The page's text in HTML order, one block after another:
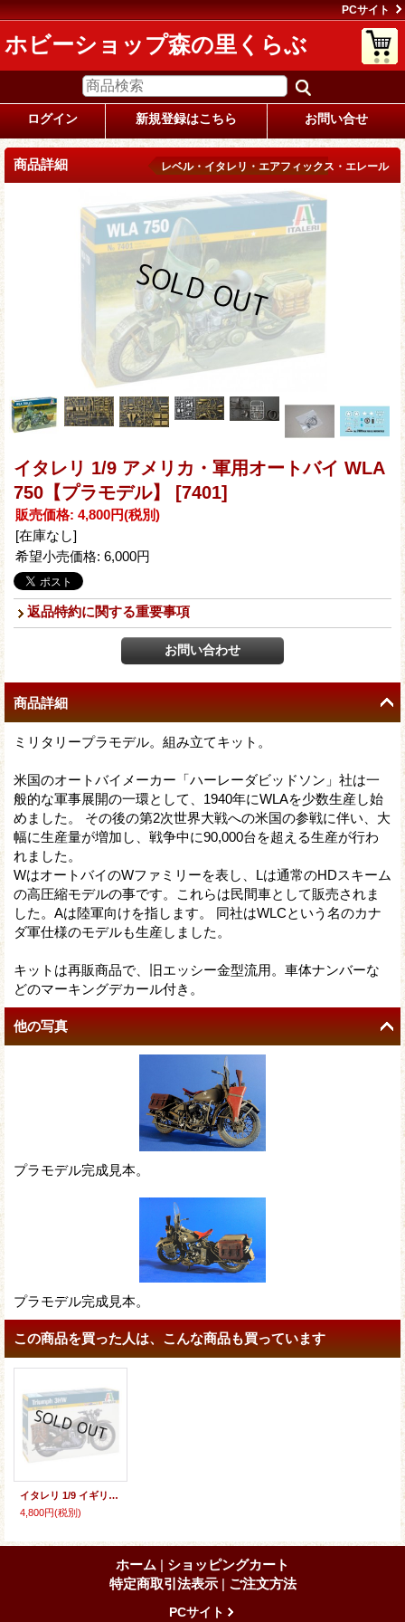
PCサイト
ホビーショップ森の里くらぶ
ログイン 新規登録はこちら お問い合せ
商品詳細 レベル・イタレリ・エアフィックス・エレール
イタレリ 1/9 アメリカ・軍用オートバイ WLA
750【プラモデル】 [7401]
販売価格: 4,800円(税別)
[在庫なし]
希望小売価格: 6,000円
返品特約に関する重要事項
商品詳細
ミリタリープラモデル。組み立てキット。
米国のオートバイメーカー「ハーレーダビッドソン」社は一
般的な軍事展開の一環として、1940年にWLAを少数生産し始
めました。 その後の第2次世界大戦への米国の参戦に伴い、大
幅に生産量が増加し、戦争中に90,000台を超える生産が行わ
れました。
WはオートバイのWファミリーを表し、Lは通常のHDスキーム
の高圧縮モデルの事です。これらは民間車として販売されま
した。Aは陸軍向けを指します。 同社はWLCという名のカナ
ダ軍仕様のモデルも生産しました。
キットは再販商品で、旧エッシー金型流用。車体ナンバーな
どのマーキングデカール付き。
他の写真
プラモデル完成見本。
プラモデル完成見本。
この商品を買った人は、こんな商品も買っています
イタレリ 1/9 イギリス・トライアンフ オートバイ3HW【プラモデル】 〈再入荷商品〉
4,800円(税別)
ホーム | ショッピングカート
特定商取引法表示 | ご注文方法
PCサイト